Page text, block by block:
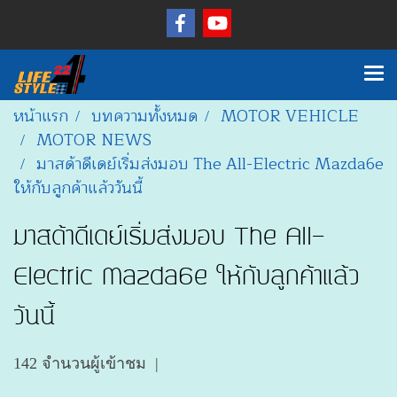
หน้าแรก บทความทั้งหมด
MOTOR VEHICLE
MOTOR NEWS
มาสด้าดีเดย์เริ่มส่งมอบ The All-Electric Mazda6e
ให้กับลูกค้าแล้ววันนี้
มาสด้าดีเดย์เริ่มส่งมอบ The All-
Electric Mazda6e ให้กับลูกค้าแล้ว
วันนี้
142 จำนวนผู้เข้าชม |